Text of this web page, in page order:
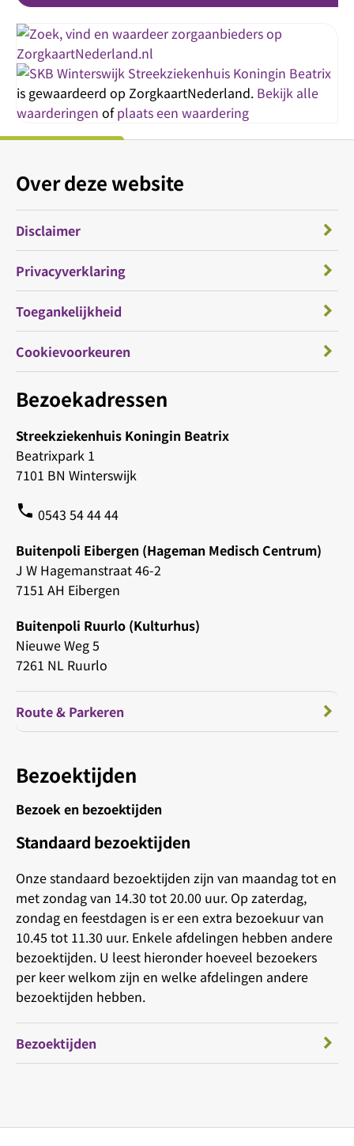
Streekziekenhuis Koningin Beatrix
is gewaardeerd op ZorgkaartNederland. Bekijk alle
waarderingen ofplaats een waardering
Bezoekadressen
Streekziekenhuis Koningin Beatrix
Beatrixpark 1
7101 BN Winterswijk
phone 0543 54 44 44
Buitenpoli Eibergen (Hageman Medisch Centrum)
J W Hagemanstraat 46-2
7151 AH Eibergen
Buitenpoli Ruurlo (Kulturhus)
Nieuwe Weg 5
7261 NL Ruurlo
Route & Parkeren
Bezoektijden
Bezoek en bezoektijden
Standaard bezoektijden
Onze standaard bezoektijden zijn van maandag tot en
met zondag van 14.30 tot 20.00 uur. Op zaterdag,
zondag en feestdagen is er een extra bezoekuur van
10.45 tot 11.30 uur. Enkele afdelingen hebben andere
bezoektijden. U leest hieronder hoeveel bezoekers
per keer welkom zijn en welke afdelingen andere
bezoektijden hebben.
Bezoektijden
Over deze website
Disclaimer
Privacyverklaring
Toegankelijkheid
Cookievoorkeuren